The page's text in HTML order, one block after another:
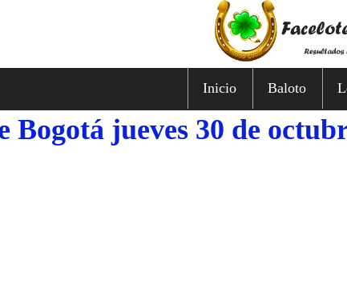
Inicio Baloto
Bogotá jueves 30 de